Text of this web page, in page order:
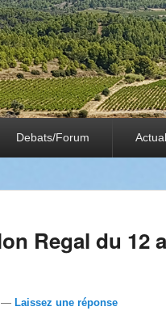
Debats/Forum
Regal du 12
— Laissez une réponse